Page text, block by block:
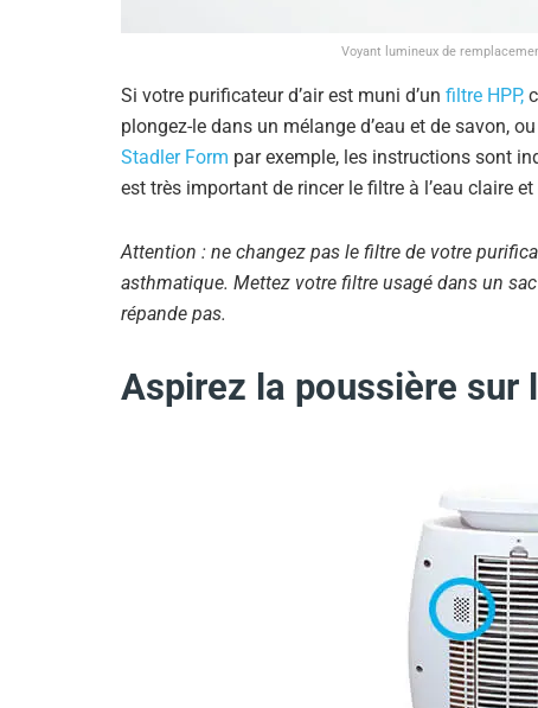
Voyant lumineux de
Si votre purificateur d’air est muni d’un filtre HPP,
plongez-le dans un mélange d’eau et de savon,
Stadler Form par exemple, les instructions sont
est très important de rincer le filtre à l’eau claire
Attention : ne changez pas le filtre de votre
asthmatique. Mettez votre filtre usagé dans un
répande pas.
Aspirez la poussière sur